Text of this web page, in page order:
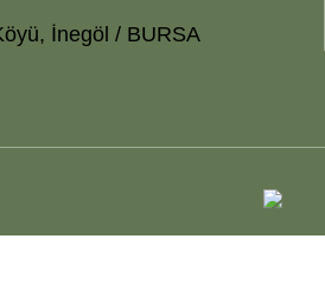
İnegöl / BURSA